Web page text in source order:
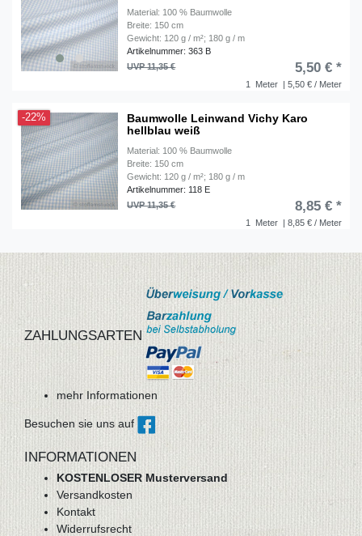
Material: 100 % Baumwolle
Breite: 150 cm
Gewicht: 120 g / m²; 180 g / m
Artikelnummer: 363 B
1 Meter | 5,50 € / Meter
UVP 11,35 € 5,50 € *
-22%
Baumwolle Leinwand Vichy Karo
hellblau weiß
Material: 100 % Baumwolle
Breite: 150 cm
Gewicht: 120 g / m²; 180 g / m
Artikelnummer: 118 E
1 Meter | 8,85 € / Meter
UVP 11,35 € 8,85 € *
ZAHLUNGSARTEN
mehr Informationen
Besuchen sie uns auf
INFORMATIONEN
KOSTENLOSER Musterversand
Versandkosten
Kontakt
Widerrufsrecht